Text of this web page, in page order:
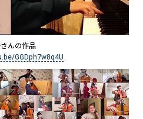
んの作品
GGDph7w8q4U